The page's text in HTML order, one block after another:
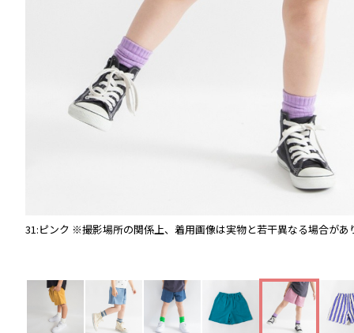
31:ピンク ※撮影場所の関係上、着用画像は実物と若干異なる場合があ